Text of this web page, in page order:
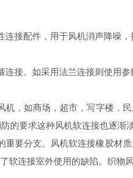
连接配件，用于风机消声降噪
。如采用法兰连接则使用参
机，如商场，超市，写字楼，
的要求这种风机软连接也逐
重要分支。风机软连接橡胶材
软连接室外使用的缺陷。织物